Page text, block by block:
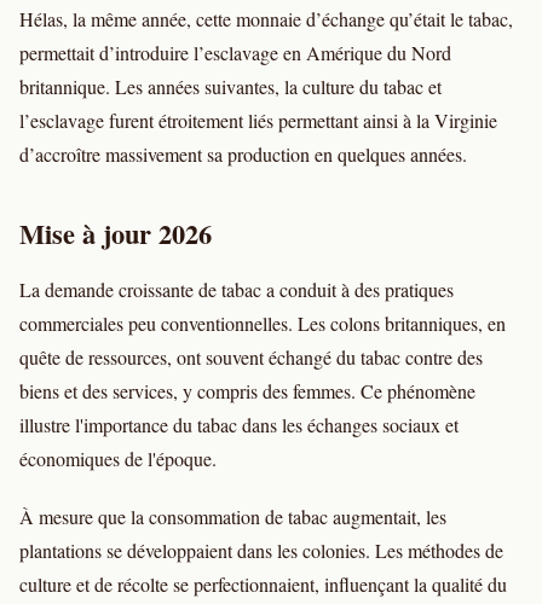
Hélas, la même année, cette monnaie d’échange qu’était le tabac,
permettait d’introduire l’esclavage en Amérique du Nord
britannique. Les années suivantes, la culture du tabac et
l’esclavage furent étroitement liés permettant ainsi à la Virginie
d’accroître massivement sa production en quelques années.
Mise à jour 2026
La demande croissante de tabac a conduit à des pratiques
commerciales peu conventionnelles. Les colons britanniques, en
quête de ressources, ont souvent échangé du tabac contre des
biens et des services, y compris des femmes. Ce phénomène
illustre l'importance du tabac dans les échanges sociaux et
économiques de l'époque.
À mesure que la consommation de tabac augmentait, les
plantations se développaient dans les colonies. Les méthodes de
culture et de récolte se perfectionnaient, influençant la qualité du